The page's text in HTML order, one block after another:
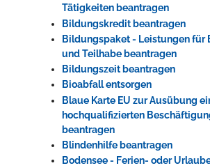
Tätigkeiten beantragen
Bildungskredit beantragen
Bildungspaket - Leistungen für
und Teilhabe beantragen
Bildungszeit beantragen
Bioabfall entsorgen
Blaue Karte EU zur Ausübung
hochqualifizierten
beantragen
Blindenhilfe beantragen
Bodensee - Ferien- oder